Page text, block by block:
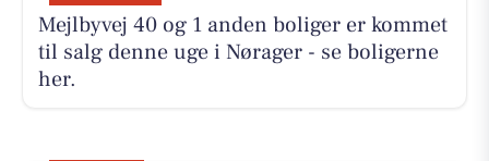
Mejlbyvej 40 og 1 anden boliger er kommet
til salg denne uge i Nørager - se boligerne
her.